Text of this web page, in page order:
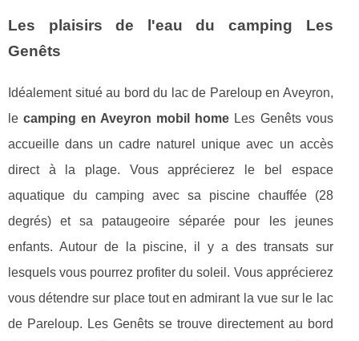
Les plaisirs de l'eau du camping Les
Genêts
Idéalement situé au bord du lac de Pareloup en Aveyron,
lecamping en Aveyron mobil home Les Genêts vous
accueille dans un cadre naturel unique avec un accès
direct à la plage. Vous apprécierez le bel espace
aquatique du camping avec sa piscine chauffée (28
degrés) et sa pataugeoire séparée pour les jeunes
enfants. Autour de la piscine, il y a des transats sur
lesquels vous pourrez profiter du soleil. Vous apprécierez
vous détendre sur place tout en admirant la vue sur le lac
de Pareloup. Les Genêts se trouve directement au bord